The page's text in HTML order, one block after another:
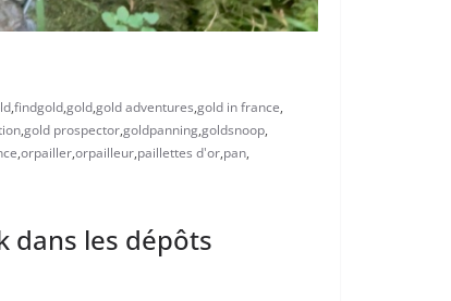
,findgold,gold,gold adventures,gold in france,
,gold prospector,goldpanning,goldsnoop,
,orpailler,orpailleur,paillettes d'or,pan,
dans les dépôts